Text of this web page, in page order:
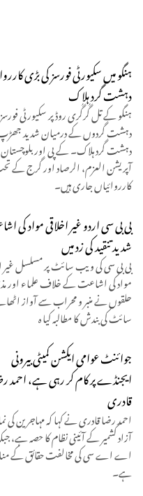
دہشت گرد ہلاک
ہنگو کے تل گُرگُری روڈ پر سکیورٹی
دہشت گرد ہلاک۔ کے پی اور
آپریشن العزم، الرصاد اور گرج کے
کارروائیاں جاری ہیں۔
بی بی سی اردو غیر اخلاقی مواد کی
شدید تنقید کی زد میں
بی بی سی کی ویب سائٹ پر مسلسل غیر
مواد کی اشاعت کے خلاف علماء اور
حلقوں نے منبر و محراب سے آواز
سائٹ کی بندش کا مطالبہ کیا ہ
جوائنٹ عوامی ایکشن کمیٹی بیرونی
ایجنڈے پر کام کر رہی ہے، احمد
قادری
احمد رضا قادری نے کہا کہ مہاجرین کی
آزاد کشمیر کے آئینی نظام کا حصہ ہے،
اے اے سی کی مخالفت حقائق کے
ہے۔